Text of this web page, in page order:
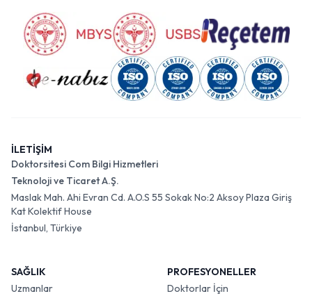
İLETİŞİM
Doktorsitesi Com Bilgi Hizmetleri
Teknoloji ve Ticaret A.Ş.
Maslak Mah. Ahi Evran Cd. A.O.S 55 Sokak No:2 Aksoy Plaza Giriş
Kat Kolektif House
İstanbul, Türkiye
SAĞLIK
Uzmanlar
PROFESYONELLER
Doktorlar İçin